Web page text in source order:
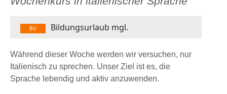
BU Bildungsurlaub mgl.
Während dieser Woche werden wir versuchen, nur
Italienisch zu sprechen. Unser Ziel ist es, die
Sprache lebendig und aktiv anzuwenden.